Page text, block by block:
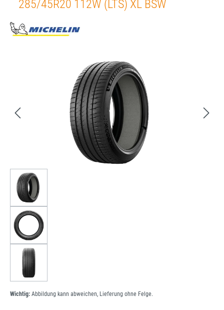
285/45R20 112W (LTS) XL BSW
Bildergalerie überspringen
Wichtig: Abbildung kann abweichen, Lieferung ohne Felge.